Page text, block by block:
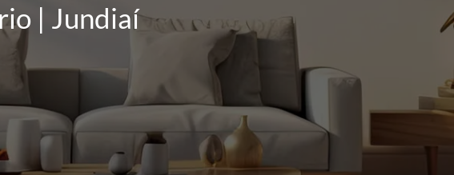
| Jundiaí